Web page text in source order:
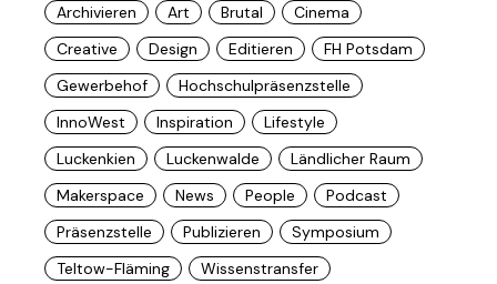
Archivieren Art Brutal
Cinema
Creative
Design Editieren
FH Potsdam
Gewerbehof
Hochschulpräsenzstelle
InnoWest
Inspiration
Lifestyle
Luckenkien
Luckenwalde
Ländlicher Raum
Makerspace
News People
Podcast
Präsenzstelle
Publizieren
Symposium
Teltow-Fläming
Wissenstransfer